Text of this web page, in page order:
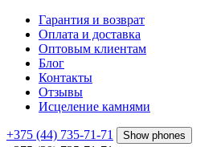
Гарантия и возврат
Оплата и доставка
Оптовым клиентам
Блог
Контакты
Отзывы
Исцеление камнями
+375 (44) 735-71-71 Show phones